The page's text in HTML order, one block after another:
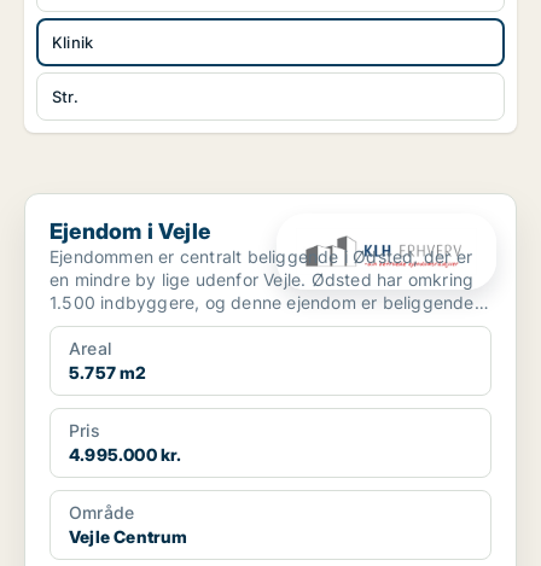
Klinik
Str.
Ejendom i Vejle
Ejendom i Vejle
Ejendommen er centralt beliggende i Ødsted, der er
en mindre by lige udenfor Vejle. Ødsted har omkring
1.500 indbyggere, og denne ejendom er beliggende
midt ...
Areal
5.757 m2
Pris
4.995.000 kr.
Område
Vejle Centrum